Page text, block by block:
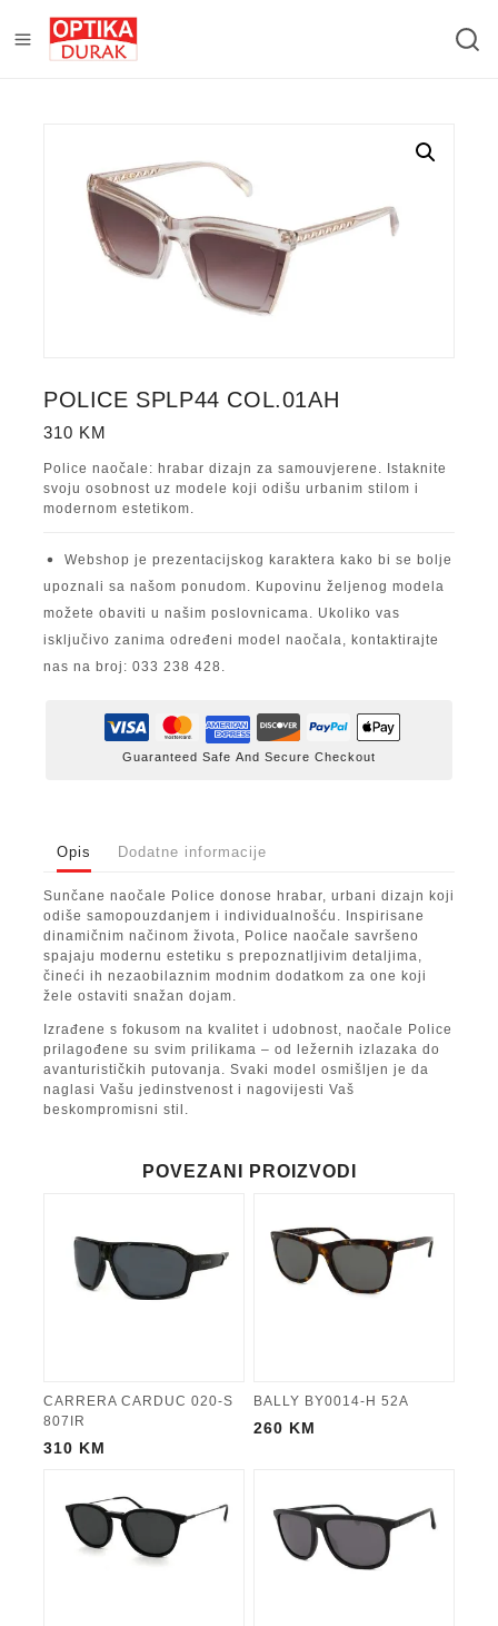
POLICE SPLP44 COL.01AH
310 KM
Police naočale: hrabar dizajn za samouvjerene. Istaknite
svoju osobnost uz modele koji odišu urbanim stilom i
modernom estetikom.
Webshop je prezentacijskog karaktera kako bi se bolje
upoznali sa našom ponudom. Kupovinu željenog modela
možete obaviti u našim poslovnicama. Ukoliko vas
isključivo zanima određeni model naočala, kontaktirajte
nas na broj: 033 238 428.
Guaranteed Safe And Secure Checkout
Opis Dodatne informacije
Sunčane naočale Police donose hrabar, urbani dizajn koji
odiše samopouzdanjem i individualnošću. Inspirisane
dinamičnim načinom života, Police naočale savršeno
spajaju modernu estetiku s prepoznatljivim detaljima,
čineći ih nezaobilaznim modnim dodatkom za one koji
žele ostaviti snažan dojam.
Izrađene s fokusom na kvalitet i udobnost, naočale Police
prilagođene su svim prilikama – od ležernih izlazaka do
avanturističkih putovanja. Svaki model osmišljen je da
naglasi Vašu jedinstvenost i nagovijesti Vaš
beskompromisni stil.
POVEZANI PROIZVODI
CARRERA CARDUC 020-S
807IR
310 KM
BALLY BY0014-H 52A
260 KM